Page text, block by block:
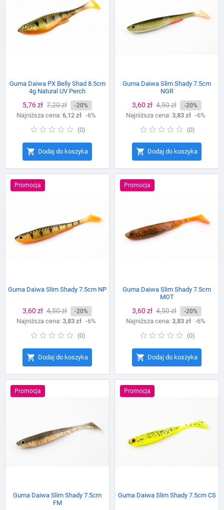
Guma Daiwa PX Belly Shad 8.5cm
4g Natural UV Perch
Cena
5,76 zł Cena
podstawowa
7,20 zł -20%
Najniższa cena: 6,12 zł -6%
(0)
 Dodaj do koszyka
Guma Daiwa Slim Shady 7.5cm
NGR
Cena
3,60 zł Cena
podstawowa
4,50 zł -20%
Najniższa cena: 3,83 zł -6%
(0)
 Dodaj do koszyka
Promocja
Guma Daiwa Slim Shady 7.5cm NP
Cena
3,60 zł Cena
podstawowa
4,50 zł -20%
Najniższa cena: 3,83 zł -6%
(0)
 Dodaj do koszyka
Promocja
Guma Daiwa Slim Shady 7.5cm
MOT
Cena
3,60 zł Cena
podstawowa
4,50 zł -20%
Najniższa cena: 3,83 zł -6%
(0)
 Dodaj do koszyka
Promocja
Guma Daiwa Slim Shady 7.5cm
FM
Promocja
Guma Daiwa Slim Shady 7.5cm CS